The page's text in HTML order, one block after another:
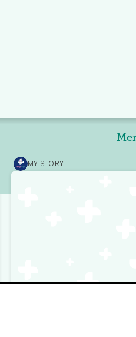
MediPrep
MY STORY
Amanda lever med